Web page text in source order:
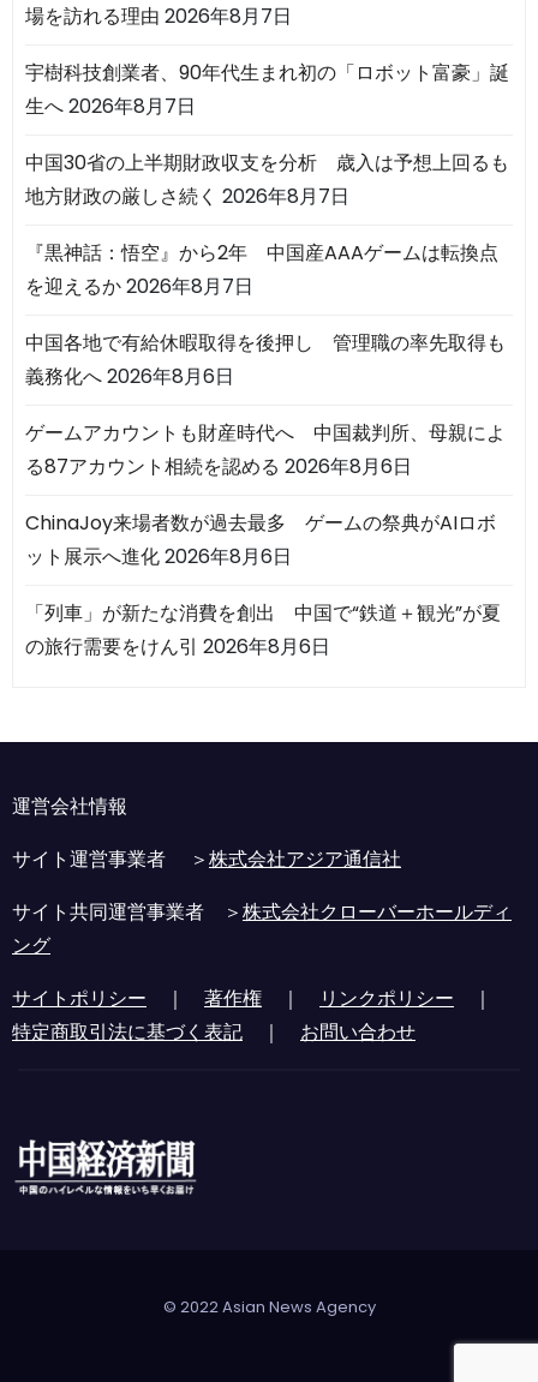
場を訪れる理由 2026年8月7日
宇樹科技創業者、90年代生まれ初の「ロボット富豪」誕
生へ2026年8月7日
中国30省の上半期財政収支を分析 歳入は予想上回るも
地方財政の厳しさ続く 2026年8月7日
『黒神話：悟空』から2年 中国産AAAゲームは転換点
を迎えるか2026年8月7日
中国各地で有給休暇取得を後押し 管理職の率先取得も
義務化へ2026年8月6日
ゲームアカウントも財産時代へ 中国裁判所、母親によ
る87アカウント相続を認める 2026年8月6日
ChinaJoy来場者数が過去最多 ゲームの祭典がAIロボ
ット展示へ進化2026年8月6日
「列車」が新たな消費を創出 中国で“鉄道＋観光”が夏
の旅行需要をけん引 2026年8月6日
運営会社情報
サイト運営事業者 ＞株式会社アジア通信社
サイト共同運営事業者 ＞株式会社クローバーホールディ
ング
サイトポリシー ｜ 著作権 ｜ リンクポリシー ｜
特定商取引法に基づく表記 ｜ お問い合わせ
© 2022 Asian News Agency